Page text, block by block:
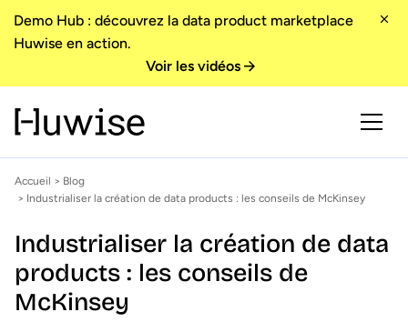
Demo Hub : découvrez la data product marketplace
Huwise en action.
Voir les vidéos
Accueil > Blog
> Industrialiser la création de data products : les conseils de McKinsey
Industrialiser la création de data
products : les conseils de
McKinsey